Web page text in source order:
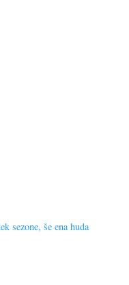
sezone, še ena huda